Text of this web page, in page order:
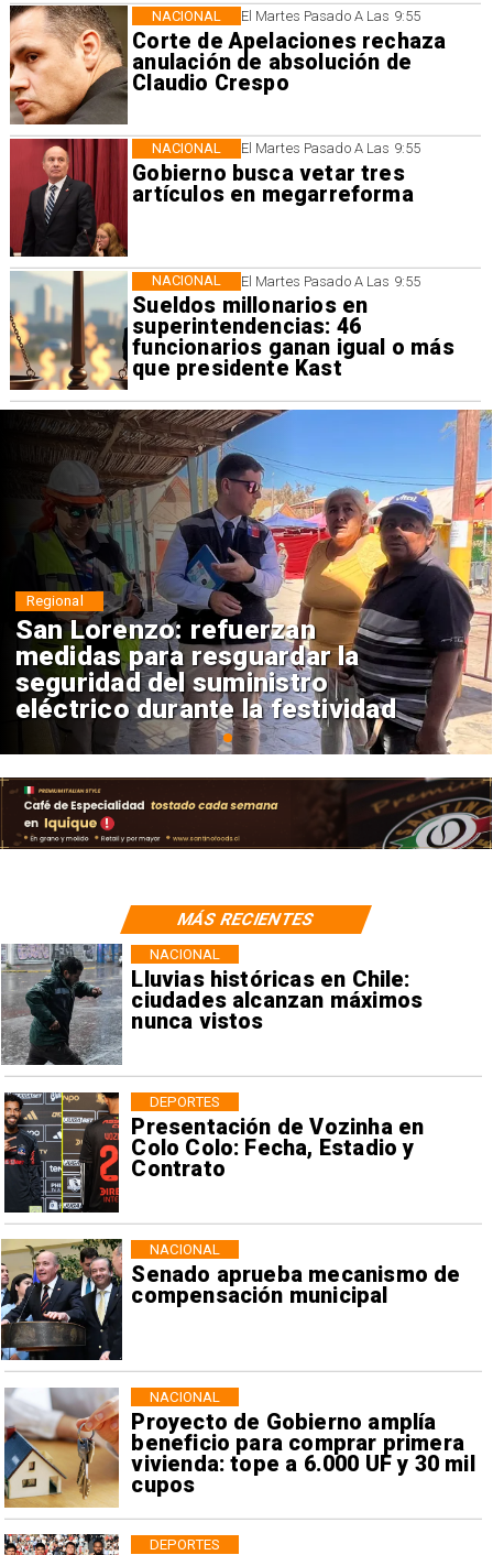
El Martes Pasado A Las 9:55
Corte de Apelaciones rechaza
anulación de absolución de
Claudio Crespo
NACIONAL
El Martes Pasado A Las 9:55
Gobierno busca vetar tres
artículos en megarreforma
NACIONAL
El Martes Pasado A Las 9:55
Sueldos millonarios en
superintendencias: 46
funcionarios ganan igual o más
que presidente Kast
NACIONAL
Corte Suprema confirma pago
de $1.000 millones por caso
ProCultura
Nacional
Lluvias históricas en Chile:
ciudades alcanzan máximos
nunca vistos
NACIONAL
Presentación de Vozinha en
Colo Colo: Fecha, Estadio y
Contrato
DEPORTES
Senado aprueba mecanismo de
compensación municipal
NACIONAL
Proyecto de Gobierno amplía
beneficio para comprar primera
vivienda: tope a 6.000 UF y 30 mil
cupos
NACIONAL
DEPORTES
MÁS RECIENTES